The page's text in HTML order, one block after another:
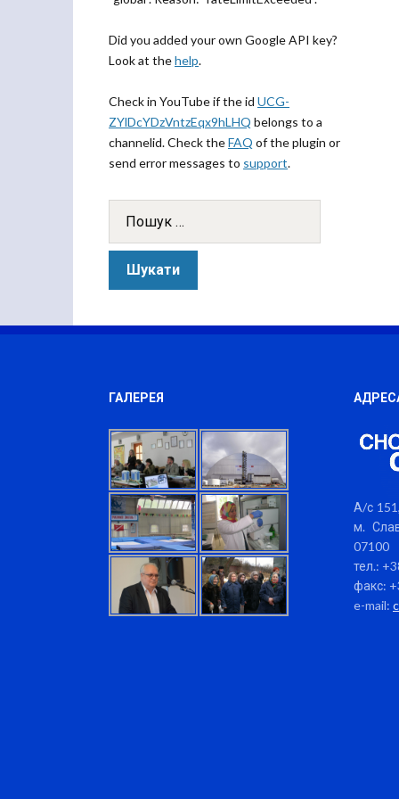
Did you added your own Google API key?
Look at thehelp.
Check in YouTube if the id UCG-
ZYlDcYDzVntzEqx9hLHQ belongs to a
channelid. Check theFAQ of the plugin or
send error messages to support.
ГАЛЕРЕЯ
А/с 151,
м.
07100
тел.:
факс:
e-mail: